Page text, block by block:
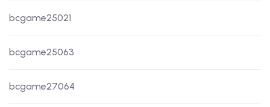
bcgame25021
bcgame25063
bcgame27064